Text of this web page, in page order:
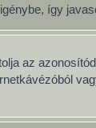
így
az